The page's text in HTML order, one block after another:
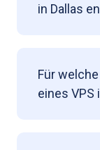
in Dallas
Für
eines VPS